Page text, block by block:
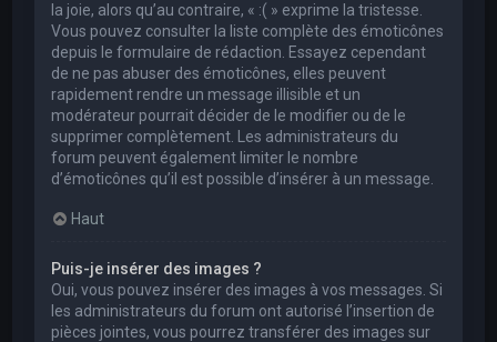
la joie, alors qu’au contraire, « :( » exprime la tristesse.
Vous pouvez consulter la liste complète des émoticônes
depuis le formulaire de rédaction. Essayez cependant
de ne pas abuser des émoticônes, elles peuvent
rapidement rendre un message illisible et un
modérateur pourrait décider de le modifier ou de le
supprimer complètement. Les administrateurs du
forum peuvent également limiter le nombre
d’émoticônes qu’il est possible d’insérer à un message.
Haut
Puis-je insérer des images ?
Oui, vous pouvez insérer des images à vos messages. Si
les administrateurs du forum ont autorisé l’insertion de
pièces jointes, vous pourrez transférer des images sur